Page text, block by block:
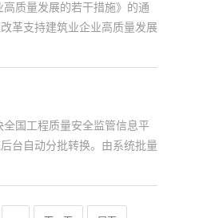
质量发展的若干措施》的通
革支持建筑业企业高质量发展
国工程质量安全监管信息平
台自动分批转换。由系统批量